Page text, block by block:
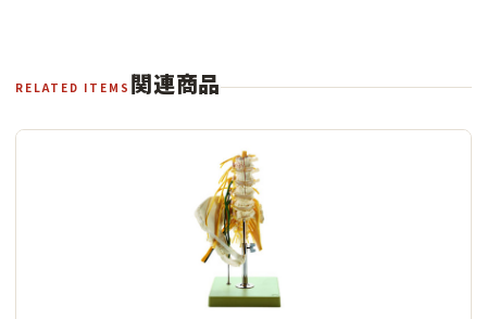
RELATED ITEMS 関連商品